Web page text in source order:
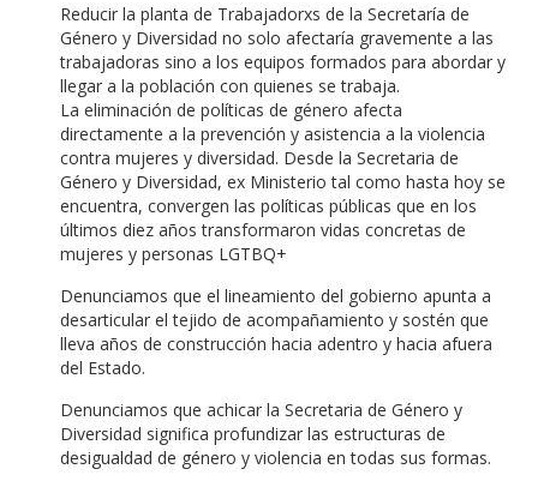
Reducir la planta de Trabajadorxs de la Secretaría de
Género y Diversidad no solo afectaría gravemente a las
trabajadoras sino a los equipos formados para abordar y
llegar a la población con quienes se trabaja.
La eliminación de políticas de género afecta
directamente a la prevención y asistencia a la violencia
contra mujeres y diversidad. Desde la Secretaria de
Género y Diversidad, ex Ministerio tal como hasta hoy se
encuentra, convergen las políticas públicas que en los
últimos diez años transformaron vidas concretas de
mujeres y personas LGTBQ+
Denunciamos que el lineamiento del gobierno apunta a
desarticular el tejido de acompañamiento y sostén que
lleva años de construcción hacia adentro y hacia afuera
del Estado.
Denunciamos que achicar la Secretaria de Género y
Diversidad significa profundizar las estructuras de
desigualdad de género y violencia en todas sus formas.